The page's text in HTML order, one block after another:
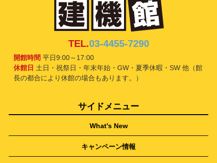
TEL.03-4455-7290
開館時間 平日9:00～17:00
休館日 土日・祝祭日・年末年始・GW・夏季休暇・SW 他（館
長の都合により休館の場合もあります。）
サイドメニュー
What's New
キャンペーン情報